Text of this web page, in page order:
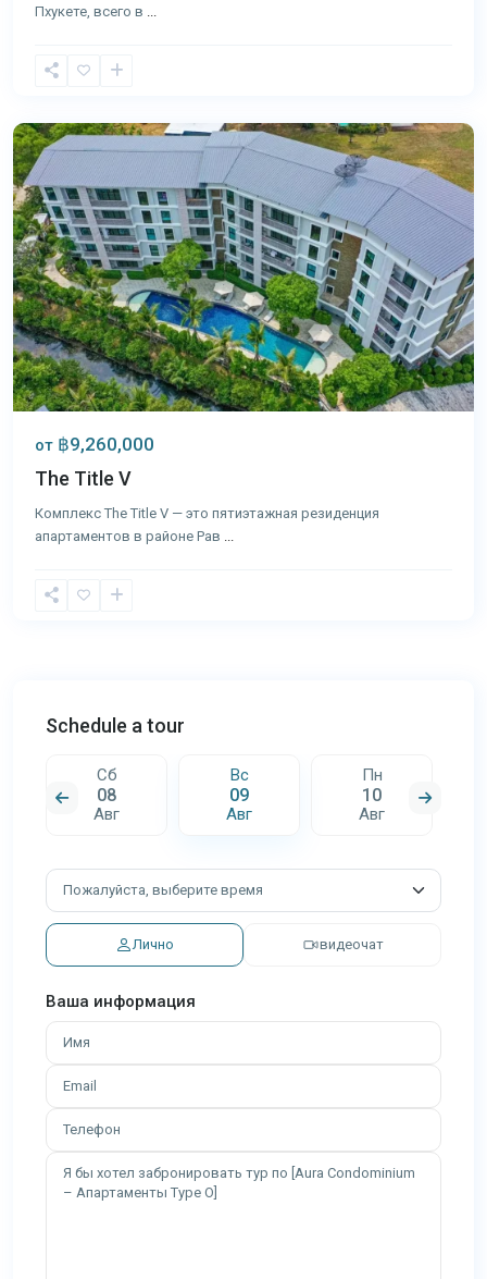
Пхукете, всего в
Раваи
от ฿9,260,000
The Title V
Комплекс The Title V — это пятиэтажная резиденция
апартаментов в районе Рав
Schedule a tour
Сб
08
Авг
Вс
09
Авг
Пн
10
Авг
Лично видеочат
Ваша информация